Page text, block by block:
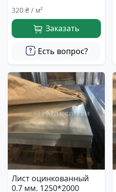
320 ₴ / м²
Заказать
Есть вопрос?
Лист оцинкованный
0.7 мм. 1250*2000